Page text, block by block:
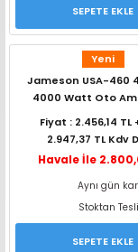
SEPETE EKLE
Yeni
Jameson USA-460
4000 Watt Oto
Kontrollü
Fiyat : 2.456,14 TL
2.947,37 TL Kdv
Havale İle
Aynı gün
Stoktan
SEPETE EKLE